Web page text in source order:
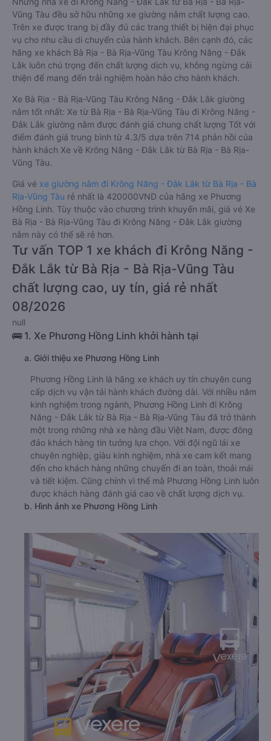
Vũng Tàu đều sở hữu những xe giường nằm chất lượng cao.
Trên xe được trang bị đầy đủ các trang thiết bị hiện đại phục
vụ cho nhu cầu di chuyển của hành khách. Bên cạnh đó, các
hãng xe khách Bà Rịa - Bà Rịa-Vũng Tàu Krông Năng - Đắk
Lắk luôn chú trọng đến chất lượng dịch vụ, không ngừng cải
thiện để mang đến trải nghiệm hoàn hảo cho hành khách.
Xe Bà Rịa - Bà Rịa-Vũng Tàu Krông Năng - Đắk Lắk giường
nằm tốt nhất: Xe từ Bà Rịa - Bà Rịa-Vũng Tàu đi Krông Năng -
Đắk Lắk giường nằm được đánh giá chung chất lượng Tốt với
điểm đánh giá trung bình từ 4.3/5 dựa trên 714 phản hồi của
hành khách Xe về Krông Năng - Đắk Lắk từ Bà Rịa - Bà Rịa-
Vũng Tàu.
Giá vé xe giường nằm đi Krông Năng - Đắk Lắk từ Bà Rịa - Bà
Rịa-Vũng Tàu rẻ nhất là 420000VND của hãng xe Phương
Hồng Linh. Tùy thuộc vào chương trình khuyến mãi, giá vé Xe
Bà Rịa - Bà Rịa-Vũng Tàu đi Krông Năng - Đắk Lắk giường
nằm này có thể sẽ rẻ hơn.
Tư vấn TOP 1 xe khách đi Krông Năng -
Đắk Lắk từ Bà Rịa - Bà Rịa-Vũng Tàu
chất lượng cao, uy tín, giá rẻ nhất
08/2026
null
🚌 1. Xe Phương Hồng Linh khởi hành tại
a. Giới thiệu xe Phương Hồng Linh
Phương Hồng Linh là hãng xe khách uy tín chuyên cung
cấp dịch vụ vận tải hành khách đường dài. Với nhiều năm
kinh nghiệm trong ngành, Phương Hồng Linh đi Krông
Năng - Đắk Lắk từ Bà Rịa - Bà Rịa-Vũng Tàu đã trở thành
một trong những nhà xe hàng đầu Việt Nam, được đông
đảo khách hàng tin tưởng lựa chọn. Với đội ngũ lái xe
chuyên nghiệp, giàu kinh nghiệm, nhà xe cam kết mang
đến cho khách hàng những chuyến đi an toàn, thoải mái
và tiết kiệm. Cũng chính vì thế mà Phương Hồng Linh luôn
được khách hàng đánh giá cao về chất lượng dịch vụ.
b. Hình ảnh xe Phương Hồng Linh